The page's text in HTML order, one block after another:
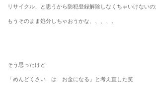
リサイクル、と思うから防犯登録解除しなくちゃいけないの
もうそのまま処分しちゃおうかな、、、、。
そう思ったけど
「めんどくさい は お金になる」と考え直した笑